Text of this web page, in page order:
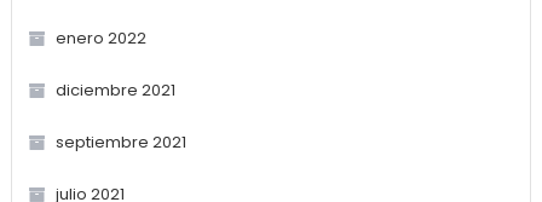
enero 2022
diciembre 2021
septiembre 2021
julio 2021